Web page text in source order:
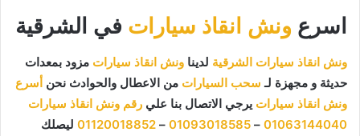
اسرع ونش انقاذ سيارات في الشرقية
ونش انقاذ سيارات الشرقية لدينا ونش انقاذ سيارات مزود بمعدات
حديثة و مجهزة لـ سحب السيارات من الاعطال والحوادث نحن أسرع
ونش انقاذ سيارات يرجي الاتصال بنا علي رقم ونش انقاذ سيارات
01063144040
–
01093018585
–
01120018852 ليصلك